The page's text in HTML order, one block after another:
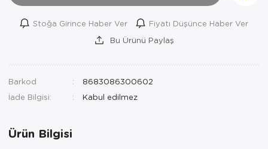
Stoğa Girince Haber Ver
Fiyatı Düşünce Haber Ver
Bu Ürünü Paylaş
Barkod
8683086300602
İade Bilgisi:
Ürün Bilgisi